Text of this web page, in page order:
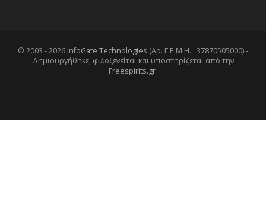
© 2003 - 2026 InfoGate Technologies (Αρ. Γ.Ε.Μ.Η. : 37870505000) -
Δημιουργήθηκε, φιλοξενείται και υποστηρίζεται από την
Freespirits.gr